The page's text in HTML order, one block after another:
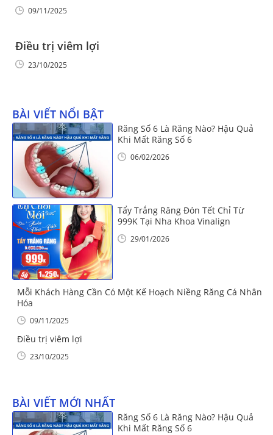
09/11/2025
Điều trị viêm lợi
23/10/2025
BÀI VIẾT NỔI BẬT
Răng Số 6 Là Răng Nào? Hậu Quả
Khi Mất Răng Số 6
06/02/2026
Tẩy Trắng Răng Đón Tết Chỉ Từ
999K Tại Nha Khoa Vinalign
29/01/2026
Mỗi Khách Hàng Cần Có Một Kế Hoạch Niềng Răng Cá Nhân
Hóa
09/11/2025
Điều trị viêm lợi
23/10/2025
BÀI VIẾT MỚI NHẤT
Răng Số 6 Là Răng Nào? Hậu Quả
Khi Mất Răng Số 6